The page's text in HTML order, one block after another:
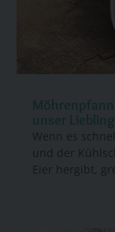
unser
Wenn es
und der
Eier hergibt,